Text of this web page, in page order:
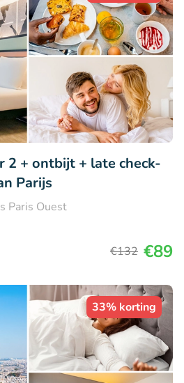
2 + ontbijt + late check-
Parijs
Paris Ouest
€132 €89
33% korting